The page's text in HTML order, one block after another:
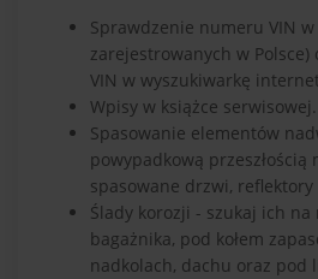
Sprawdzenie numeru VIN w
zarejestrowanych w
VIN w wyszukiwarkę
Wpisy w książce serwisowej.
Spasowanie elementów
powypadkową
spasowane drzwi, reflektory
Ślady korozji - szukaj ich na
bagażnika, pod kołem
nadkolach, dachu oraz pod